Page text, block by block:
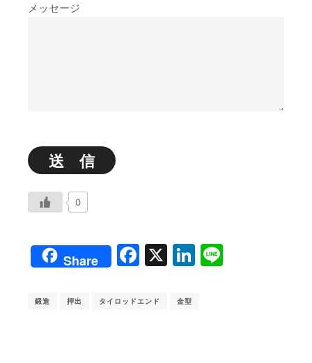
メッセージ
0
Share Facebook
X LinkedIn
鍛造 押出 タイロッドエンド 金型